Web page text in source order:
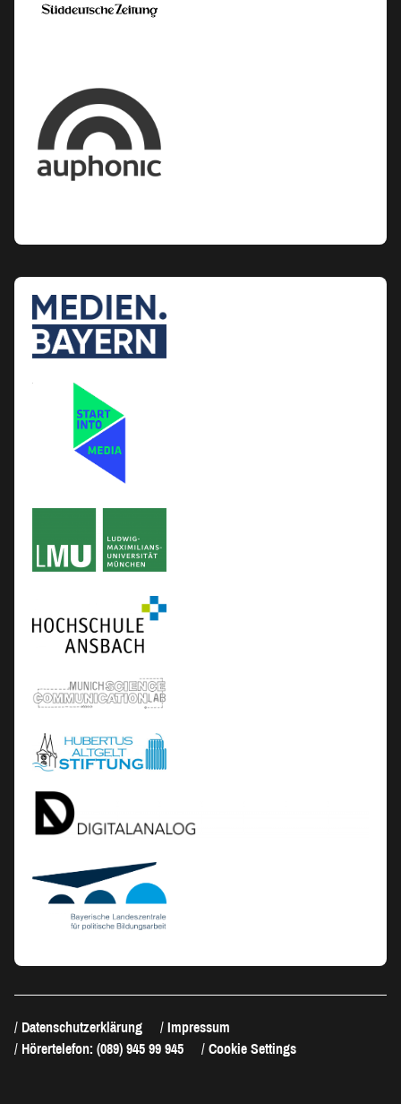
Datenschutzerklärung
Impressum
Hörertelefon: (089) 945 99 945
Cookie Settings